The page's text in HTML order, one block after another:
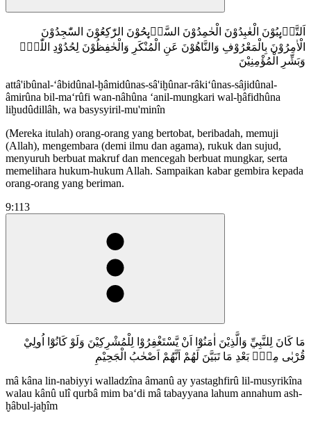
اَلتَّاۤىِٕبُوْنَ الْعٰبِدُوْنَ الْحٰمِدُوْنَ السَّاۤىِٕحُوْنَ الرّٰكِعُوْنَ السّٰجِدُوْنَ
الْاٰمِرُوْنَ بِالْمَعْرُوْفِ وَالنَّاهُوْنَ عَنِ الْمُنْكَرِ وَالْحٰفِظُوْنَ لِحُدُوْدِ اللّٰهِۗ
وَبَشِّرِ الْمُؤْمِنِيْنَ
attâ'ibûnal-‘âbidûnal-ḫâmidûnas-sâ'iḫûnar-râki‘ûnas-sâjidûnal-
âmirûna bil-ma‘rûfi wan-nâhûna ‘anil-mungkari wal-ḫâfidhûna
liḫudûdillâh, wa basysyiril-mu'minîn
(Mereka itulah) orang-orang yang bertobat, beribadah, memuji
(Allah), mengembara (demi ilmu dan agama), rukuk dan sujud,
menyuruh berbuat makruf dan mencegah berbuat mungkar, serta
memelihara hukum-hukum Allah. Sampaikan kabar gembira kepada
orang-orang yang beriman.
9:113
مَا كَانَ لِلنَّبِيِّ وَالَّذِيْنَ اٰمَنُوْٓا اَنْ يَّسْتَغْفِرُوْا لِلْمُشْرِكِيْنَ وَلَوْ كَانُوْٓا اُولِيْ
قُرْبٰى مِنْۢ بَعْدِ مَا تَبَيَّنَ لَهُمْ اَنَّهُمْ اَصْحٰبُ الْجَحِيْمِ
mâ kâna lin-nabiyyi walladzîna âmanû ay yastaghfirû lil-musyrikîna
walau kânû ulî qurbâ mim ba‘di mâ tabayyana lahum annahum ash-
ḫâbul-jaḫîm